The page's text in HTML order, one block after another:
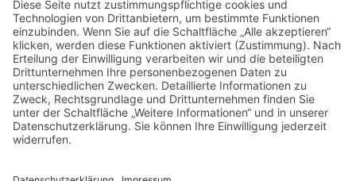
Artikel 2018
Artikel 2017
Artikel 2016
Artikel 2015
Artikel 2014
Artikel 2013
Artikel 2012
Artikel bis 2011
Artikel zum Download - Religion
Artikel zum Download